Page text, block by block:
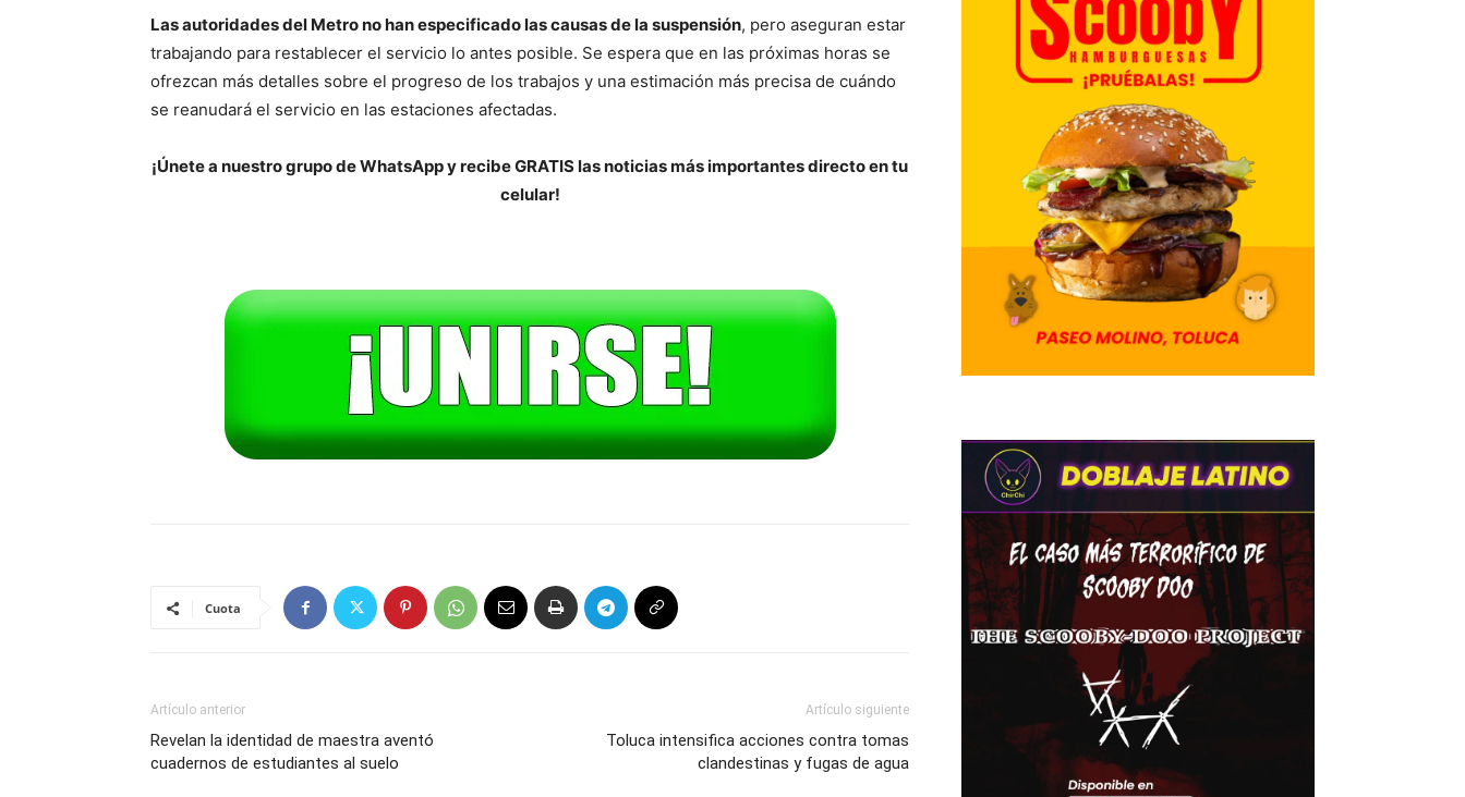
Las autoridades del Metro no han especificado las causas de la suspensión, pero aseguran estar
trabajando para restablecer el servicio lo antes posible. Se espera que en las próximas horas se
ofrezcan más detalles sobre el progreso de los trabajos y una estimación más precisa de cuándo
se reanudará el servicio en las estaciones afectadas.
¡Únete a nuestro grupo de WhatsApp y recibe GRATIS las noticias más importantes directo en tu
celular!
Cuota
Artículo anterior
Revelan la identidad de maestra aventó
cuadernos de estudiantes al suelo
Artículo siguiente
Toluca intensifica acciones contra tomas
clandestinas y fugas de agua